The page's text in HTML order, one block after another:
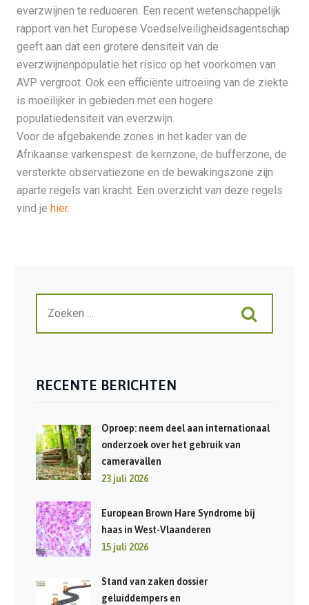
everzwijnen te reduceren. Een recent wetenschappelijk
rapport van het Europese Voedselveiligheidsagentschap
geeft aan dat een grotere densiteit van de
everzwijnenpopulatie het risico op het voorkomen van
AVP vergroot. Ook een efficiënte uitroeiing van de ziekte
is moeilijker in gebieden met een hogere
populatiedensiteit van everzwijn.
Voor de afgebakende zones in het kader van de
Afrikaanse varkenspest: de kernzone, de bufferzone, de
versterkte observatiezone en de bewakingszone zijn
aparte regels van kracht. Een overzicht van deze regels
vind je hier.
RECENTE BERICHTEN
Oproep: neem deel aan internationaal
onderzoek over het gebruik van
cameravallen
23 juli 2026
European Brown Hare Syndrome bij
haas in West-Vlaanderen
15 juli 2026
Stand van zaken dossier
geluiddempers en